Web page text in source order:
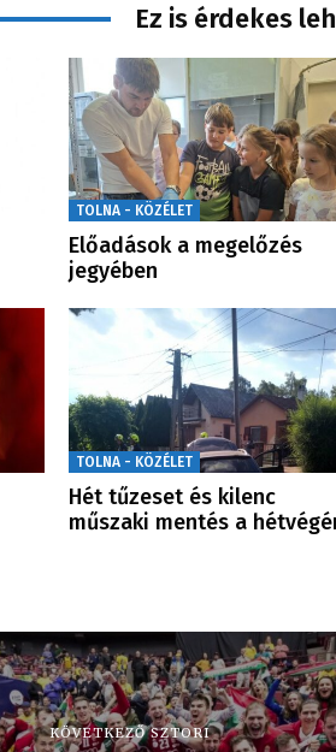
Ez is érdekes
TOLNA - KÖZÉLET
Előadások a megelőzés
jegyében
TOLNA - KÖZÉLET
Hét tűzeset és kilenc
műszaki mentés a
KÖVETKEZŐ SZTORI